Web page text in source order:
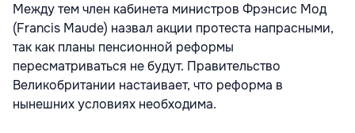
Между тем член кабинета министров Фрэнсис Мод
(Francis Maude) назвал акции протеста напрасными,
так как планы пенсионной реформы
пересматриваться не будут. Правительство
Великобритании настаивает, что реформа в
нынешних условиях необходима.